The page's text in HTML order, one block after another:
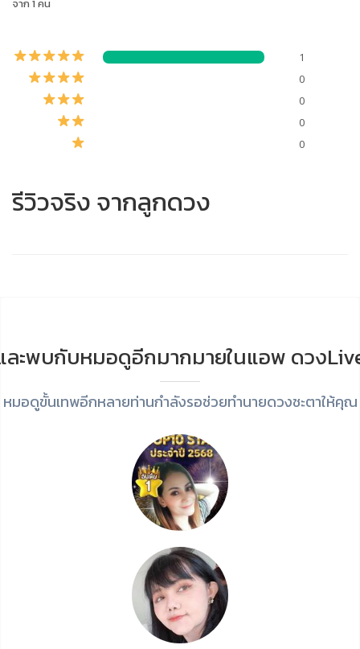
จาก 1 คน
1
0
0
0
0
รีวิวจริง จากลูกดวง
ละพบกับหมอดูอีกมากมายในแอพ ดวง
หมอดูขั้นเทพอีกหลายท่านกำลังรอช่วยทำนายดวงชะตาให้คุณ